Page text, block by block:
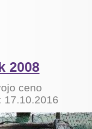
2008
ceno
17.10.2016